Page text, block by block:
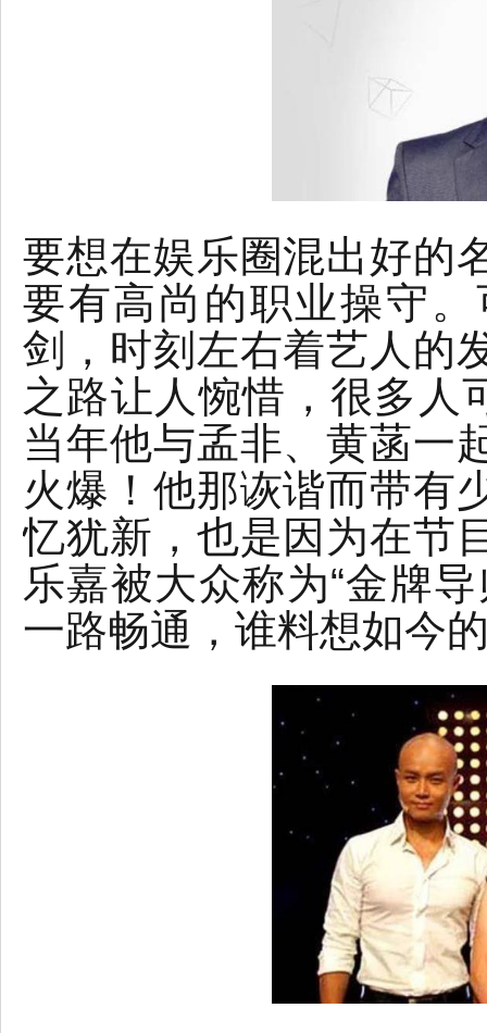
要想在娱乐圈混出好的
要有高尚的职业操守
剑，时刻左右着艺人的
之路让人惋惜，很多人
当年他与孟非、黄菡一
火爆！他那诙谐而带有
忆犹新，也是因为在节
乐嘉被大众称为“金牌
一路畅通，谁料想如今